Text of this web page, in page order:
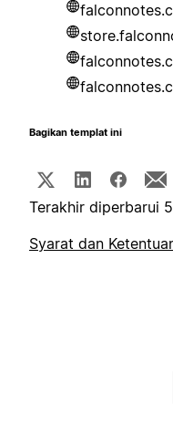
Bagikan templat ini
Terakhir diperbarui
Syarat dan